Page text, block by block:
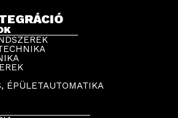
ÉPÜLETAUTOMATIKA